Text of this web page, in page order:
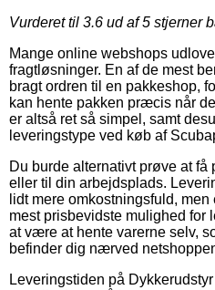
Vurderet til 3.6 ud af 5 stjerner
Mange online webshops
fragtløsninger. En af de mest
bragt ordren til en pakkeshop,
kan hente pakken præcis når
er altså ret så simpel, samt
leveringstype ved køb af
Du burde alternativt prøve at
eller til din arbejdsplads.
lidt mere omkostningsfuld,
mest prisbevidste mulighed for
at være at hente varerne selv,
befinder dig nærved
Leveringstiden på